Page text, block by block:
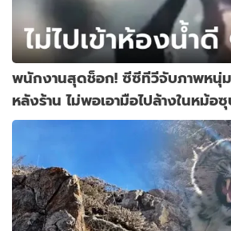
พนักงานสุดช็อก! ซีซีทีวีจับภาพหนุ่ม
หลังร้าน ไม่พอเอามือไปล้างในหม้อ